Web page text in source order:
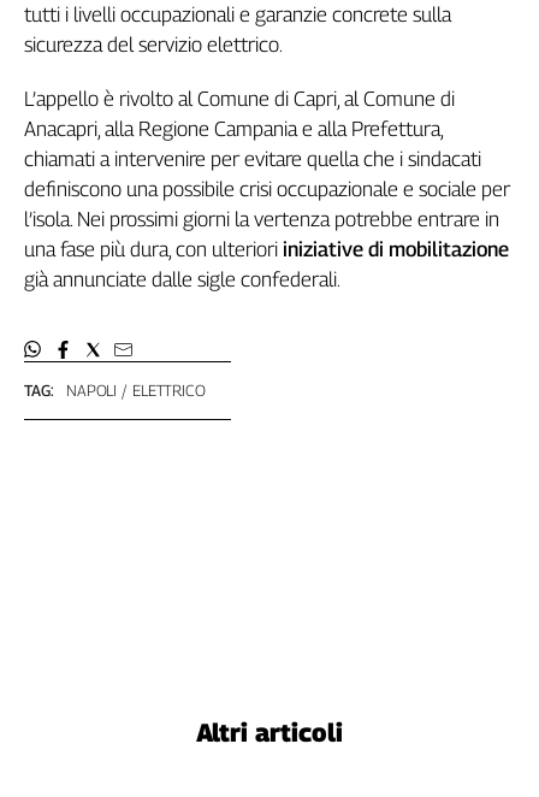
Idea
Diffusa
Le
trasmissioni
tv
Work
in
Progress
L'Italia
Territori
Abruzzo-
TAG: NAPOLI ELETTRICO
tutti i livelli occupazionali e garanzie concrete sulla
sicurezza del servizio elettrico.
L’appello è rivolto al Comune di Capri, al Comune di
Anacapri, alla Regione Campania e alla Prefettura,
chiamati a intervenire per evitare quella che i sindacati
definiscono una possibile crisi occupazionale e sociale per
l’isola. Nei prossimi giorni la vertenza potrebbe entrare in
una fase più dura, con ulteriori iniziative di mobilitazione
già annunciate dalle sigle confederali.
Altri articoli